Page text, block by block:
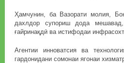
Ҳамчунин, ба Вазорати молия,
дахлдор супориш дода
ғайринақдӣ ва истифодаи
Агентии инноватсия ва
гардонидани сомонаи ягонаи